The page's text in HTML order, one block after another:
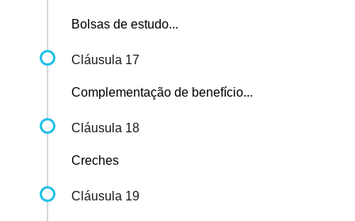
Bolsas de estudo...
Cláusula 17
Complementação de benefício...
Cláusula 18
Creches
Cláusula 19